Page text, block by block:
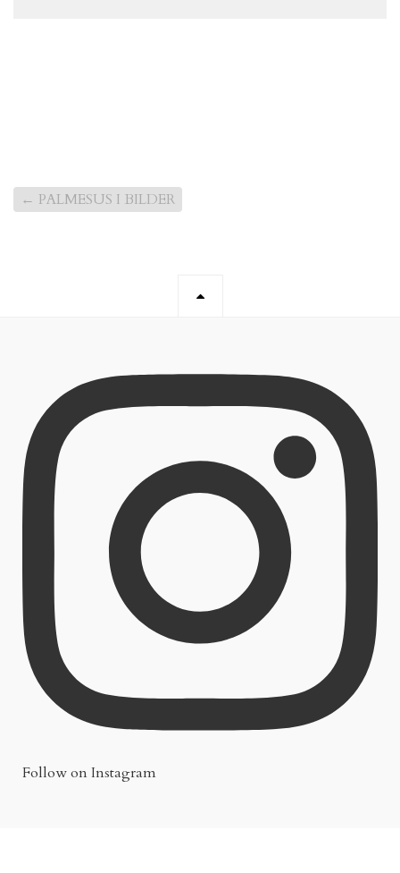
← PALMESUS I BILDER
Follow on Instagram